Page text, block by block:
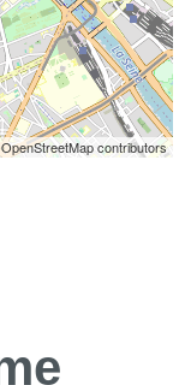
contributors